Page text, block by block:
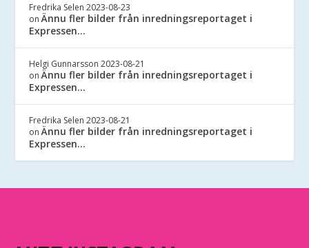
Fredrika Selen 2023-08-23
onÄnnu fler bilder från inredningsreportaget i
Expressen…
Helgi Gunnarsson 2023-08-21
onÄnnu fler bilder från inredningsreportaget i
Expressen…
Fredrika Selen 2023-08-21
onÄnnu fler bilder från inredningsreportaget i
Expressen…